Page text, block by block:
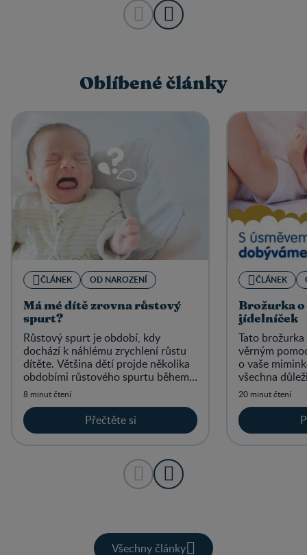
Oblíbené články
ČLÁNEK OD NAROZENÍ
Má mé dítě zrovna růstový
spurt?
Růstový spurt je období, kdy
dochází k náhlému zrychlení růstu
dítěte. Většina dětí projde několika
obdobími růstového spurtu během
prvních 12 měsíců života.
8 minut čtení
Přečtěte si
ČLÁNEK
Brožurka o
jídelníček
Tato
věrným
o vaše
všechna
péče o
20 minut čtení
Všechny články